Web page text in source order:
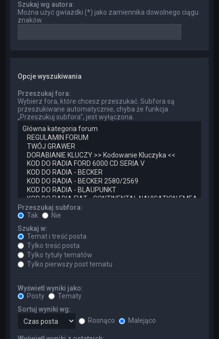
Szukaj wg autora:
Można użyć gwiazdki (*) jako zamiennika dowolnego ciągu
znaków.
Opcje wyszukiwania
Przeszukaj fora:
Wybierz fora, które chcesz przeszukać. Subfora są
przeszukiwane automatycznie, chyba że funkcja
„Przeszukuj subfora”, jest wyłączona.
Przeszukaj subfora:
Tak
Nie
Szukaj w:
Temat i treść posta
Tylko treść posta
Tylko tytuły tematów
Tylko pierwszy post tematu
Wyświetl wyniki jako:
Posty
Tematy
Sortuj wyniki wg:
Rosnąco
Malejąco